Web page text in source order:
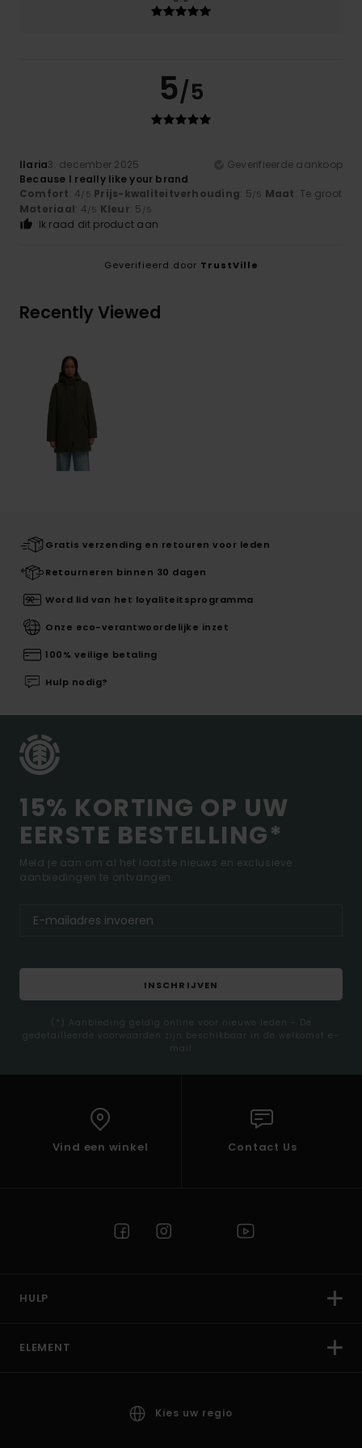
5/5
Ilaria3. december 2025
Geverifieerde aankoop
Because I really like your brand
Comfort: 4/5 Prijs-kwaliteitverhouding: 5/5 Maat: Te groot
Materiaal: 4/5 Kleur: 5 /5
Ik raad dit product aan
Geverifieerd door TrustVille
Recently Viewed
Gratis verzending en retouren voor leden
Retourneren binnen 30 dagen
Word lid van het loyaliteitsprogramma
Onze eco-verantwoordelijke inzet
100% veilige betaling
Hulp nodig?
15% KORTING OP UW
EERSTE BESTELLING*
Meld je aan om al het laatste nieuws en exclusieve
aanbiedingen te ontvangen.
INSCHRIJVEN
(*) Aanbieding geldig online voor nieuwe leden - De
gedetailleerde voorwaarden zijn beschikbaar in de welkomst e-
mail
Vind een winkel Contact Us
HULP
ELEMENT
Kies uw regio